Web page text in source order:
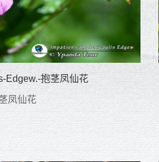
Edgew.-抱茎凤仙花
凤仙花